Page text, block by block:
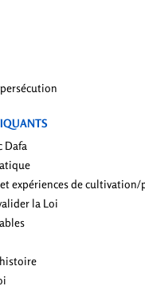
Dafa
expériences de
la Loi